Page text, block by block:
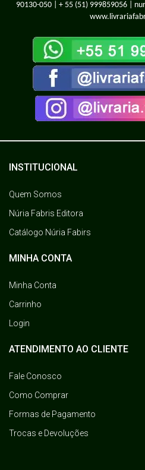
90130-050 | + 55 (51) 999859056|
INSTITUCIONAL
Quem Somos
Núria Fabris Editora
Catálogo Núria Fabirs
MINHA CONTA
Minha Conta
Carrinho
Login
ATENDIMENTO AO CLIENTE
Fale Conosco
Como Comprar
Formas de Pagamento
Trocas e Devoluções